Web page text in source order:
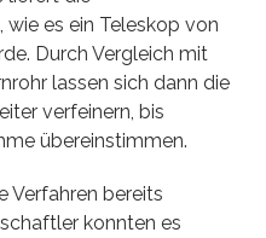
es ein Teleskop von
Durch Vergleich mit
lassen sich dann die
verfeinern, bis
übereinstimmen.
Verfahren bereits
konnten es